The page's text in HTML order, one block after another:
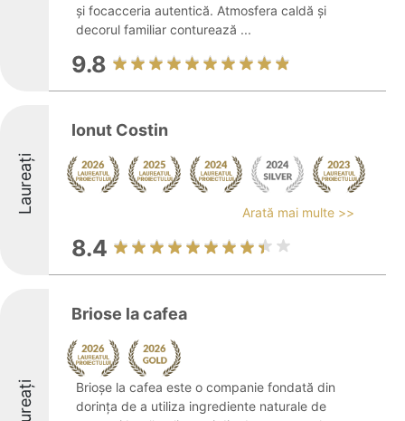
și focacceria autentică. Atmosfera caldă și
decorul familiar conturează ...
9.8
Laureați
Ionut Costin
Arată mai multe >>
8.4
Briose la cafea
Brioșe la cafea este o companie fondată din
dorința de a utiliza ingrediente naturale de